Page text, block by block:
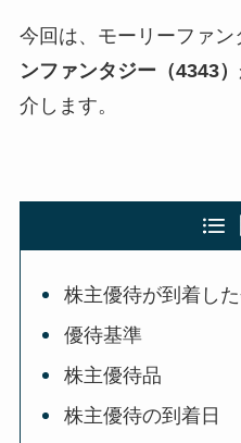
今回は、モーリーファ
ンファンタジー（4343）
介します。
株主優待が到着し
優待基準
株主優待品
株主優待の到着日